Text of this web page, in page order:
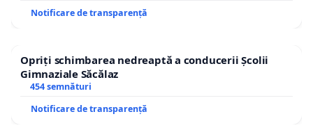
Notificare de transparență
Opriți schimbarea nedreaptă a conducerii Școlii
Gimnaziale Săcălaz
454 semnături
Notificare de transparență